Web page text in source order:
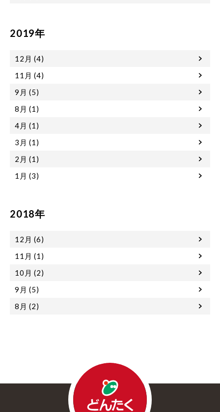
2019年
12月 (4)
11月 (4)
9月 (5)
8月 (1)
4月 (1)
3月 (1)
2月 (1)
1月 (3)
2018年
12月 (6)
11月 (1)
10月 (2)
9月 (5)
8月 (2)